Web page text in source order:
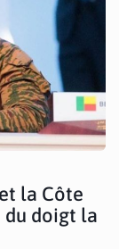
la Côte
du doigt la